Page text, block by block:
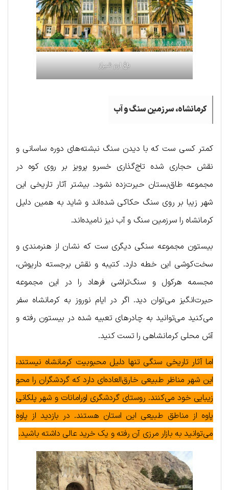
باغ ارم شیراز
کرمانشاه، سرزمین سنگ و آب
کمتر کسی ست که با دیدن سنگ نبشته‌های دوره ساسانی و
نقش حجاری شده تاج‌گذاری خسرو پرویز بر روی کوه در
مجموعه طاق‌بستان حیرت‌زده نشود. بیشتر آثار تاریخی این
شهر زیبا بر روی سنگ حکاکی شده‌اند و شاید به همین دلیل
کرمانشاه را سرزمین سنگ و آب نیز نامیده‌اند.
بیستون مجموعه سنگی دیگری ست که نشان از هنرمندی و
سخت‌کوشی این خطه دارد. کتیبه و نقش برجسته داریوش،
مجسمه هرکول و سنگ‌تراشی فرهاد را در این مجموعه
حیرت‌انگیز می‌توان دید. اگر در ایام نوروز به کرمانشاه سفر
می‌کنید می‌توانید به چادرهای تعبیه شده در بیستون رفته و
آش محلی کرمانشاهی را تست کنید.
اما آثار تاریخی سنگی تنها دلیل محبوبیت کرمانشاه نیستند،
این شهر مناظر طبیعی خارق‌العاده‌ای دارد که گردشگران را محو
زیبایی خود می‌کنند. روستای گردشگری اورامانات و شهر پلکانی
پاوه از مناطق طبیعی این استان هستند. در بازدید از پاوه
می‌توانید به بازار مرزی آن رفته و یک خرید عالی داشته باشید.